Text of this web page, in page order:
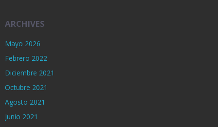
ARCHIVES
Mayo 2026
Febrero 2022
Diciembre 2021
Octubre 2021
Agosto 2021
Junio 2021